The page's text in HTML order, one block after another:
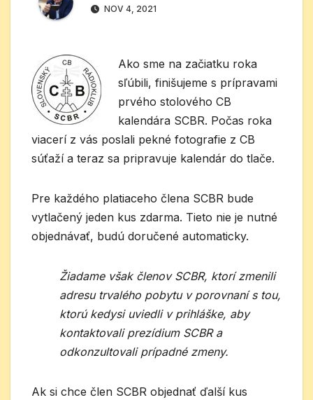
NOV 4, 2021
Ako sme na začiatku roka
sľúbili, finišujeme s prípravami
prvého stolového CB
kalendára SCBR. Počas roka
viacerí z vás poslali pekné fotografie z CB
súťaží a teraz sa pripravuje kalendár do tlače.
Pre každého platiaceho člena SCBR bude
vytlačený jeden kus zdarma. Tieto nie je nutné
objednávať, budú doručené automaticky.
Žiadame však členov SCBR, ktorí zmenili
adresu trvalého pobytu v porovnaní s tou,
ktorú kedysi uviedli v prihláške, aby
kontaktovali prezídium SCBR a
odkonzultovali prípadné zmeny.
Ak si chce člen SCBR objednať ďalší kus